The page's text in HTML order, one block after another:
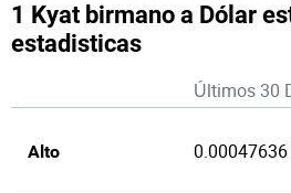
1 Kyat birmano a Dólar
estadisticas
Últimos 30
Alto 0.00047636